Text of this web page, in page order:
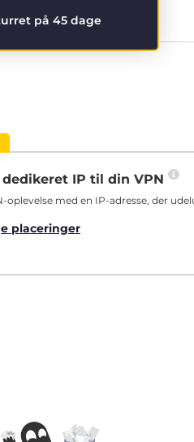
på 45 dage
IP til din VPN
oplevelse med en IP-adresse, der
placeringer